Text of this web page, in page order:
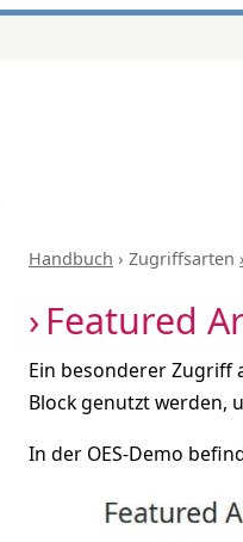
Handbuch Zugriffsarten
Featured
Ein besonderer Zugriff
Block genutzt werden,
In der OES-Demo